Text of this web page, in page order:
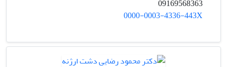
0000-0003-4336-443X